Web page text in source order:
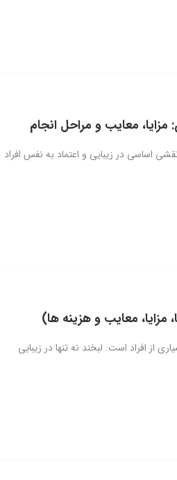
مزایا، معایب و مراحل انجام
اساسی در زیبایی و اعتماد به نفس افراد
مزایا، معایب و هزینه ها)
از افراد است. لبخند نه تنها در زیبایی